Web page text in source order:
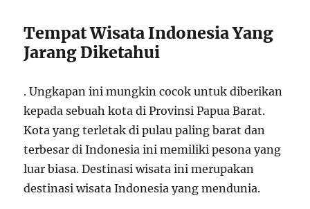
Tempat Wisata Indonesia Yang
Jarang Diketahui
. Ungkapan ini mungkin cocok untuk diberikan
kepada sebuah kota di Provinsi Papua Barat.
Kota yang terletak di pulau paling barat dan
terbesar di Indonesia ini memiliki pesona yang
luar biasa. Destinasi wisata ini merupakan
destinasi wisata Indonesia yang mendunia.